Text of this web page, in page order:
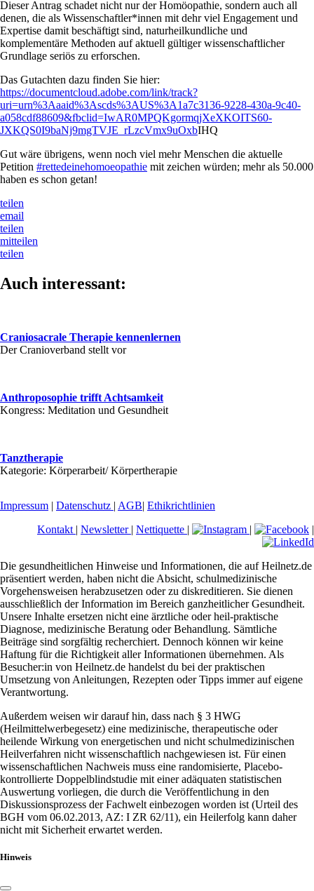
Dieser Antrag schadet nicht nur der Homöopathie, sondern auch all
denen, die als Wissenschaftler*innen mit dehr viel Engagement und
Expertise damit beschäftigt sind, naturheilkundliche und
komplementäre Methoden auf aktuell gültiger wissenschaftlicher
Grundlage seriös zu erforschen.
Das Gutachten dazu finden Sie hier:
https://documentcloud.adobe.com/link/track?
uri=urn%3Aaaid%3Ascds%3AUS%3A1a7c3136-9228-430a-9c40-
a058cdf88609&fbclid=IwAR0MPQKgormqjXeXKOITS60-
JXKQS0I9baNj9mgTVJE_rLzcVmx9uOxbIHQ
Gut wäre übrigens, wenn noch viel mehr Menschen die aktuelle
Petition #rettedeinehomoeopathie mit zeichen würden; mehr als 50.000
haben es schon getan!
teilen
email
teilen
mitteilen
teilen
Auch interessant:
Craniosacrale Therapie kennenlernen
Der Cranioverband stellt vor
Anthroposophie trifft Achtsamkeit
Kongress: Meditation und Gesundheit
Tanztherapie
Kategorie: Körperarbeit/ Körpertherapie
Impressum | Datenschutz | AGB| Ethikrichtlinien
Kontakt | Newsletter | Nettiquette | | |
Die gesundheitlichen Hinweise und Informationen, die auf Heilnetz.de
präsentiert werden, haben nicht die Absicht, schulmedizinische
Vorgehensweisen herabzusetzen oder zu diskreditieren. Sie dienen
ausschließlich der Information im Bereich ganzheitlicher Gesundheit.
Unsere Inhalte ersetzen nicht eine ärztliche oder heil-praktische
Diagnose, medizinische Beratung oder Behandlung. Sämtliche
Beiträge sind sorgfältig recherchiert. Dennoch können wir keine
Haftung für die Richtigkeit aller Informationen übernehmen. Als
Besucher:in von Heilnetz.de handelst du bei der praktischen
Umsetzung von Anleitungen, Rezepten oder Tipps immer auf eigene
Verantwortung.
Außerdem weisen wir darauf hin, dass nach § 3 HWG
(Heilmittelwerbegesetz) eine medizinische, therapeutische oder
heilende Wirkung von energetischen und nicht schulmedizinischen
Heilverfahren nicht wissenschaftlich nachgewiesen ist. Für einen
wissenschaftlichen Nachweis muss eine randomisierte, Placebo-
kontrollierte Doppelblindstudie mit einer adäquaten statistischen
Auswertung vorliegen, die durch die Veröffentlichung in den
Diskussionsprozess der Fachwelt einbezogen worden ist (Urteil des
BGH vom 06.02.2013, AZ: I ZR 62/11), ein Heilerfolg kann daher
nicht mit Sicherheit erwartet werden.
Hinweis